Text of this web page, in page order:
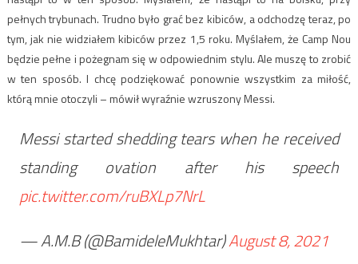
pełnych trybunach. Trudno było grać bez kibiców, a odchodzę teraz, po
tym, jak nie widziałem kibiców przez 1,5 roku. Myślałem, że Camp Nou
będzie pełne i pożegnam się w odpowiednim stylu. Ale muszę to zrobić
w ten sposób. I chcę podziękować ponownie wszystkim za miłość,
którą mnie otoczyli – mówił wyraźnie wzruszony Messi.
Messi started shedding tears when he received
standing ovation after his speech
pic.twitter.com/ruBXLp7NrL
— A.M.B (@BamideleMukhtar)August 8, 2021